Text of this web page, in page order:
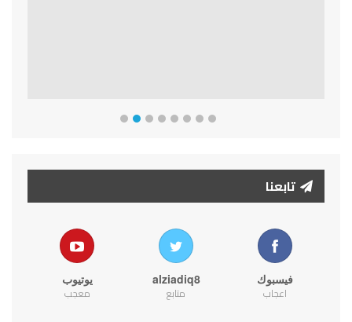
تابعنا
فيسبوك
اعجاب
alziadiq8
متابع
يوتيوب
معجب